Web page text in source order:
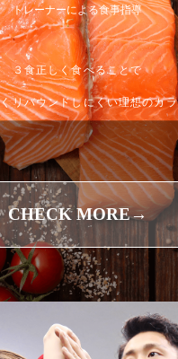
トレーナーによる食事指導
３食正しく食べることで
リバウンドしにくい理想のカ
CHECK MORE→